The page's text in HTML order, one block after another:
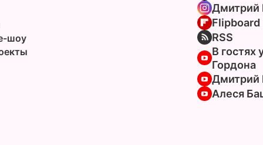
шоу
Дмитрий
Flipboard
RSS
В гостях
Гордона
Дмитрий
Алеся